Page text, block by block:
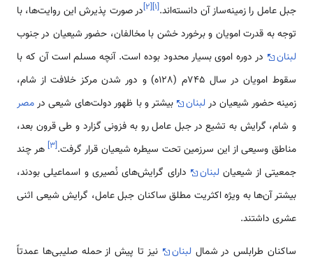
جبل عامل را زمینه‌ساز آن دانسته‌اند.[۱]
[۲]در صورت پذیرش این روایت‌ها، با
توجه به قدرت امویان و برخورد خشن با مخالفان، حضور شیعیان در جنوب
لبنان
در دوره اموی بسیار محدود بوده است. آنچه مسلم است آن که با
سقوط امویان در سال 745م (128ه) و دور شدن مرکز خلافت از شام،
زمینه حضور شیعیان درلبنان بیشتر و با ظهور دولت‌های شیعی درمصر
و شام، گرایش به تشیع در جبل عامل رو به فزونی گزارد و طی قرون بعد،
مناطق وسیعی از این سرزمین تحت سیطره شیعیان قرار گرفت.[۳]هر چند
جمعیتی از شیعیان لبنان
دارای گرایش‌های نُصیری و اسماعیلی بودند،
بیشتر آن‌ها به ویژه اکثریت مطلق ساکنان جبل عامل، گرایش شیعی اثنی
عشری داشتند.
ساکنان طرابلس در شماللبنان
نیز تا پیش از حمله صلیبی‌ها عمدتاً